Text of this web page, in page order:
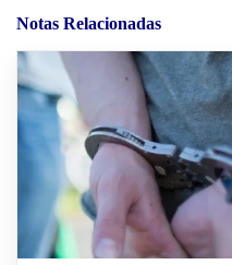
Notas Relacionadas